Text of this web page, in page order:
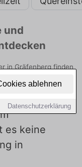
ablehnen
Datenschutzerklärung
und
in Gräfenberg finden
Optionen von Top-
es keine
in